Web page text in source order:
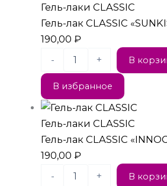
Гель-лаки CLASSIC
Гель-лак CLASSIC
190,00₽
-
+ В
В избранное
Гель-лаки CLASSIC
Гель-лак CLASSIC
190,00₽
-
+ В